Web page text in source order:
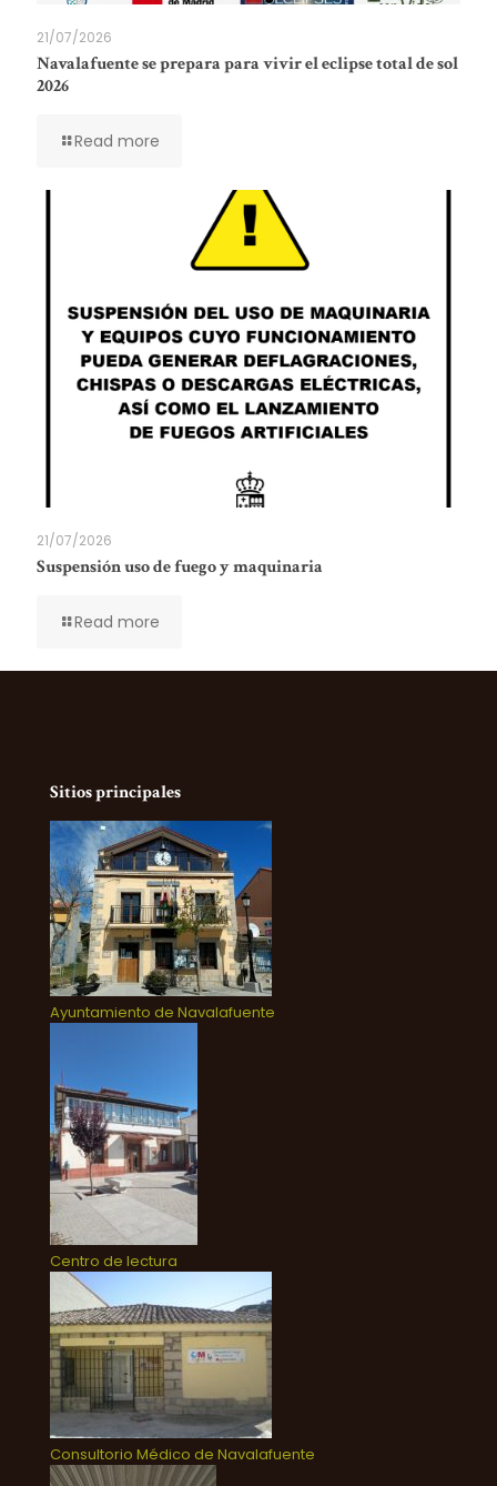
21/07/2026
Navalafuente se prepara para vivir el eclipse total de sol
2026
Read more
21/07/2026
Suspensión uso de fuego y maquinaria
Read more
Sitios principales
Ayuntamiento de Navalafuente
Centro de lectura
Consultorio Médico de Navalafuente